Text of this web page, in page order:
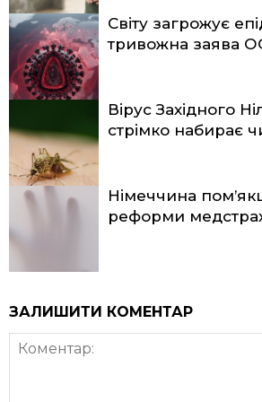
Світу загрожує
тривожна заява
Вірус Західного
стрімко набирає
Німеччина
реформи
ЗАЛИШИТИ КОМЕНТАР